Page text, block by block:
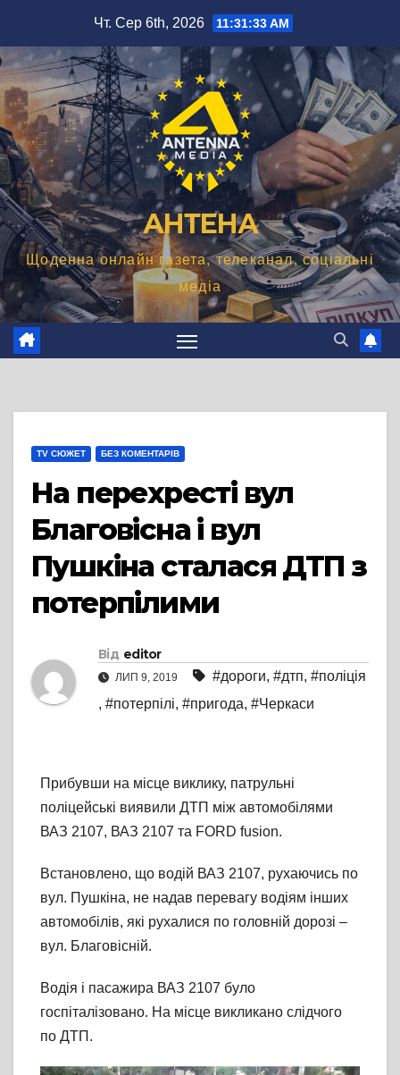
вмісту
Чт. Сер 6th, 2026 11:31:34 AM
АНТЕНА
Щоденна онлайн газета, телеканал, соціальні
медіа
TV СЮЖЕТ БЕЗ КОМЕНТАРІВ
На перехресті вул
Благовісна і вул
Пушкіна сталася ДТП з
потерпілими
Від editor
ЛИП 9, 2019 #дороги, #дтп, #поліція
, #потерпілі, #пригода, #Черкаси
Прибувши на місце виклику, патрульні
поліцейські виявили ДТП між автомобілями
ВАЗ 2107, ВАЗ 2107 та FORD fusion.
Встановлено, що водій ВАЗ 2107, рухаючись по
вул. Пушкіна, не надав перевагу водіям інших
автомобілів, які рухалися по головній дорозі –
вул. Благовісній.
Водія і пасажира ВАЗ 2107 було
госпіталізовано. На місце викликано слідчого
по ДТП.